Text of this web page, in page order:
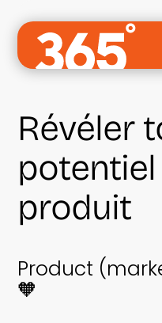
Révéler
produit
Product
🧡